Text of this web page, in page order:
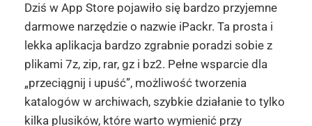
Dziś w App Store pojawiło się bardzo przyjemne
darmowe narzędzie o nazwie iPackr. Ta prosta i
lekka aplikacja bardzo zgrabnie poradzi sobie z
plikami 7z, zip, rar, gz i bz2. Pełne wsparcie dla
„przeciągnij i upuść”, możliwość tworzenia
katalogów w archiwach, szybkie działanie to tylko
kilka plusików, które warto wymienić przy